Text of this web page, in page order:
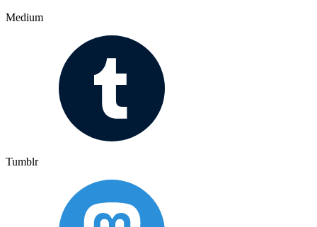
Medium
Tumblr